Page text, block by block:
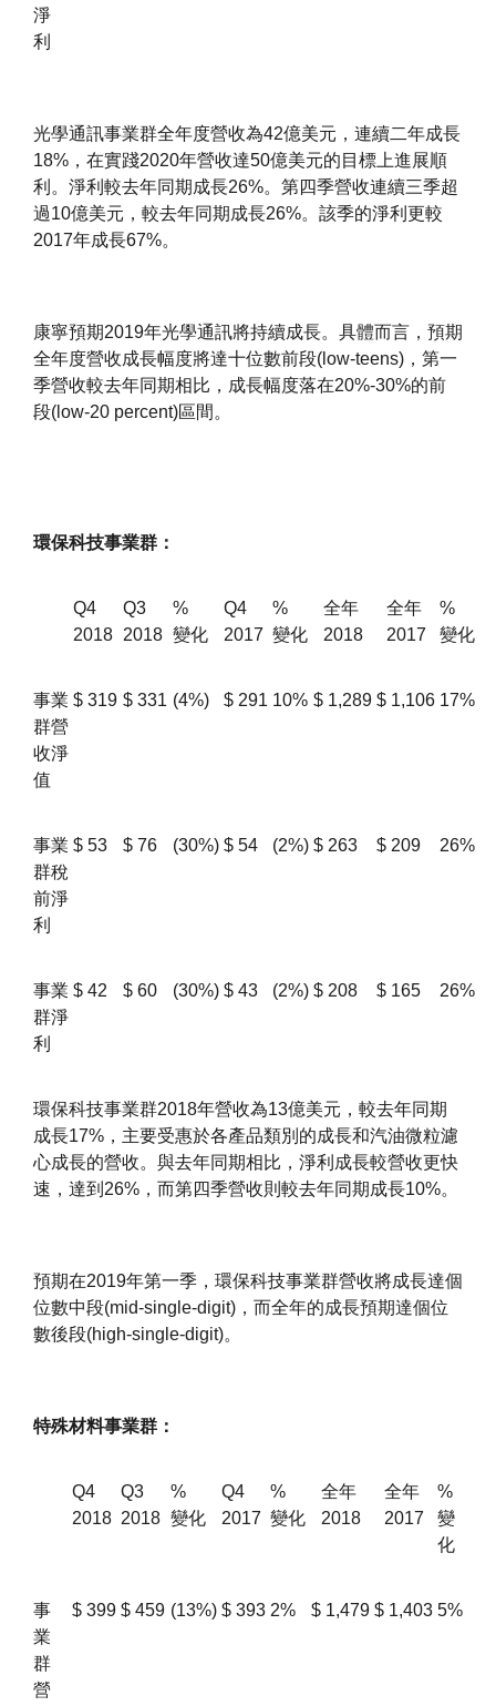
淨
利
光學通訊事業群全年度營收為42億美元，連續二年成長
18%，在實踐2020年營收達50億美元的目標上進展順
利。淨利較去年同期成長26%。第四季營收連續三季超
過10億美元，較去年同期成長26%。該季的淨利更較
2017年成長67%。
康寧預期2019年光學通訊將持續成長。具體而言，預期
全年度營收成長幅度將達十位數前段(low-teens)，第一
季營收較去年同期相比，成長幅度落在20%-30%的前
段(low-20 percent)區間。
環保科技事業群：
Q4
2018
Q3
2018
%
變化
Q4
2017
%
變化
全年
2018
全年
2017
%
變化
事業
群營
收淨
值
$ 319 $ 331 (4%) $ 291 10% $ 1,289 $ 1,106 17%
事業
群稅
前淨
利
$ 53 $ 76 (30%) $ 54 (2%) $ 263 $ 209 26%
事業
群淨
利
$ 42 $ 60 (30%) $ 43 (2%) $ 208 $ 165 26%
環保科技事業群2018年營收為13億美元，較去年同期
成長17%，主要受惠於各產品類別的成長和汽油微粒濾
心成長的營收。與去年同期相比，淨利成長較營收更快
速，達到26%，而第四季營收則較去年同期成長10%。
預期在2019年第一季，環保科技事業群營收將成長達個
位數中段(mid-single-digit)，而全年的成長預期達個位
數後段(high-single-digit)。
特殊材料事業群：
Q4
2018
Q3
2018
%
變化
Q4
2017
%
變化
全年
2018
全年
2017
%
變
化
事
業
群
營
$ 399 $ 459 (13%) $ 393 2% $ 1,479 $ 1,403 5%